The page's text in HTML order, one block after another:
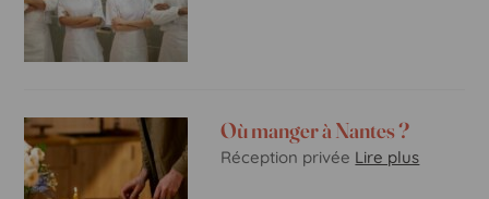
Où manger à Nantes ?
Réception privée Lire plus